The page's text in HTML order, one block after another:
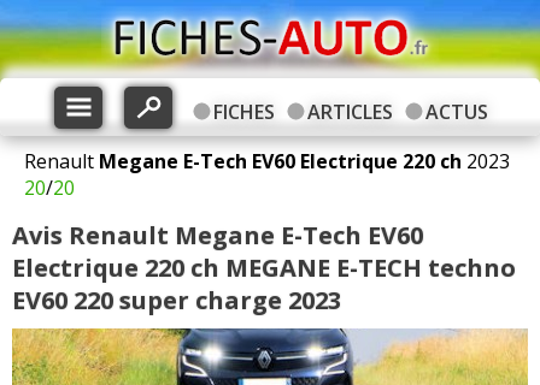
FICHES ARTICLES
ACTUS
Renault Megane E-Tech EV60 Electrique 220 ch 2023
20/20
Avis Renault Megane E-Tech EV60
Electrique 220 ch MEGANE E-TECH techno
EV60 220 super charge 2023